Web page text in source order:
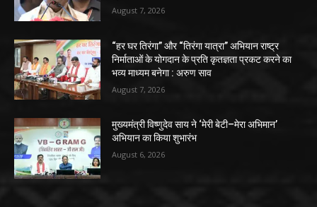
August 7, 2026
“हर घर तिरंगा” और “तिरंगा यात्रा” अभियान राष्ट्र
निर्माताओं के योगदान के प्रति कृतज्ञता प्रकट करने का
भव्य माध्यम बनेगा : अरुण साव
August 7, 2026
मुख्यमंत्री विष्णुदेव साय ने ‘मेरी बेटी–मेरा अभिमान’
अभियान का किया शुभारंभ
August 6, 2026